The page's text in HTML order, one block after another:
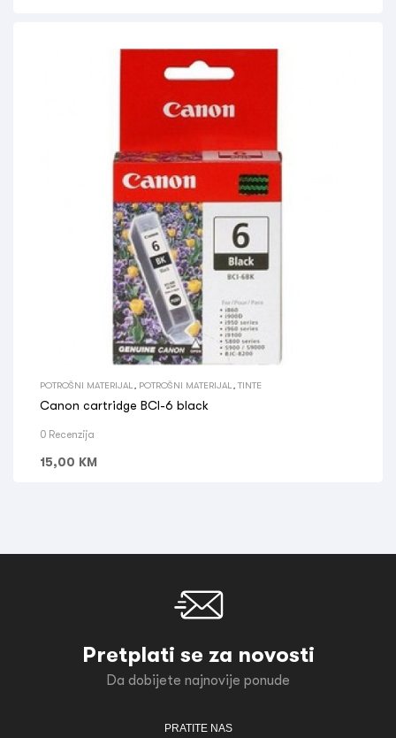
POTROŠNI MATERIJAL POTROŠNI MATERIJAL TINTE
Canon cartridge BCI-6 black
0 Recenzija
15,00 KM
Pretplati se za novosti
Da dobijete najnovije ponude
PRATITE NAS